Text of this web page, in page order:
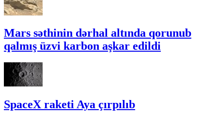
Mars səthinin dərhal altında qorunub
qalmış üzvi karbon aşkar edildi
SpaceX raketi Aya çırpılıb